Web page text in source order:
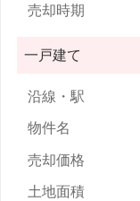
一戸建て